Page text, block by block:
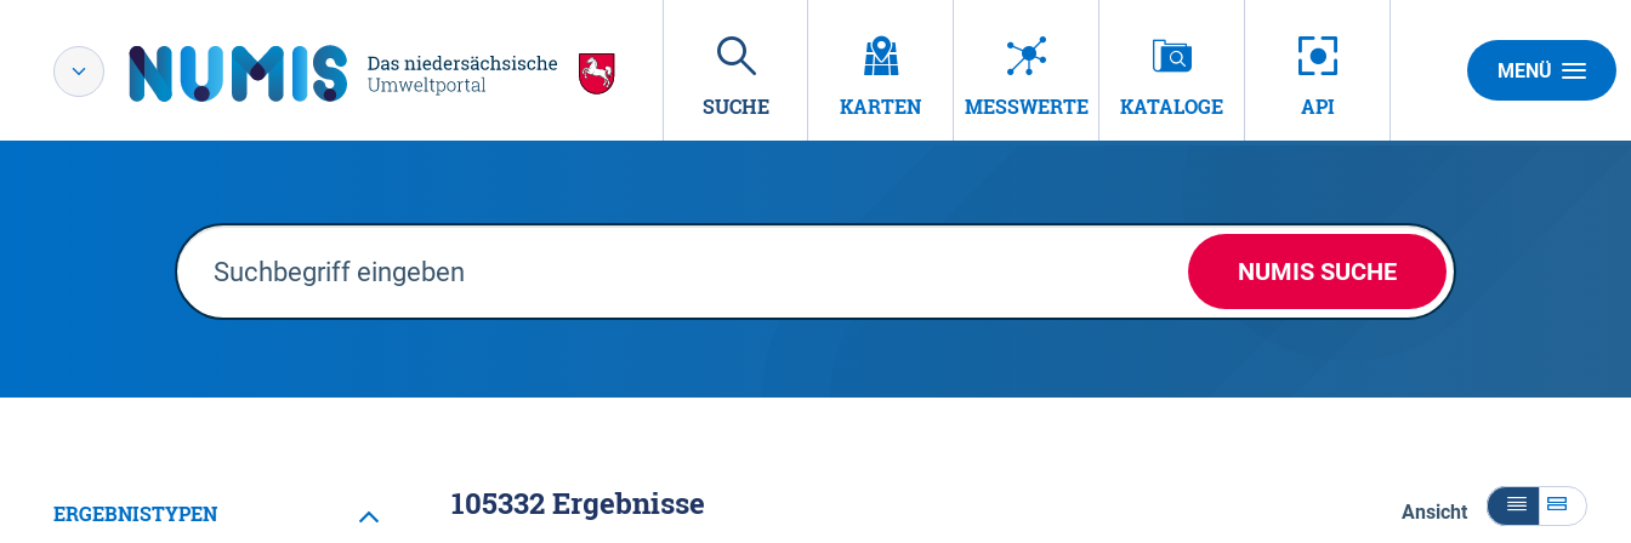
SUCHE KARTEN MESSWERTE KATALOGE API
MENÜ
NUMIS SUCHE
ERGEBNISTYPEN 105332Ergebnisse Ansicht